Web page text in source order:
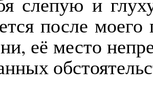
после
её место